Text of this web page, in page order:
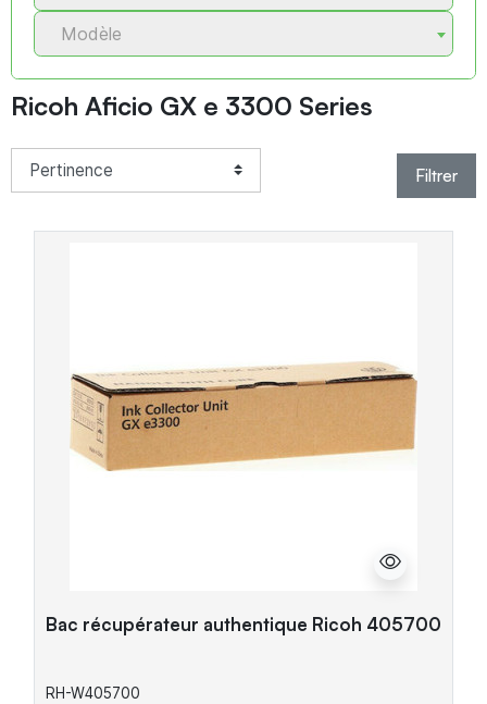
Modèle
Ricoh Aficio GX e 3300 Series
Filtrer
Bac récupérateur authentique Ricoh 405700
RH-W405700